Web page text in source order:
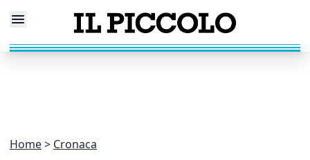
Home Cronaca